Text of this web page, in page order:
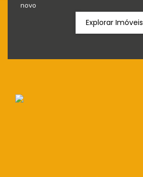
novo
Explorar Imóveis